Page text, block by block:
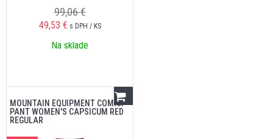
99,06 €
49,53 € s DPH / KS
Na sklade
MOUNTAIN EQUIPMENT COMICI
PANT WOMEN'S CAPSICUM RED
REGULAR